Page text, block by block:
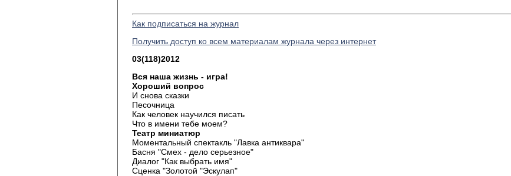
Как подписаться на журнал
Получить доступ ко всем материалам журнала через интернет
03(118)2012
Вся наша жизнь - игра!
Хороший вопрос
И снова сказки
Песочница
Как человек научился писать
Что в имени тебе моем?
Театр миниатюр
Моментальный спектакль "Лавка антиквара"
Басня "Смех - дело серьезное"
Диалог "Как выбрать имя"
Сценка "Золотой "Эскулап"